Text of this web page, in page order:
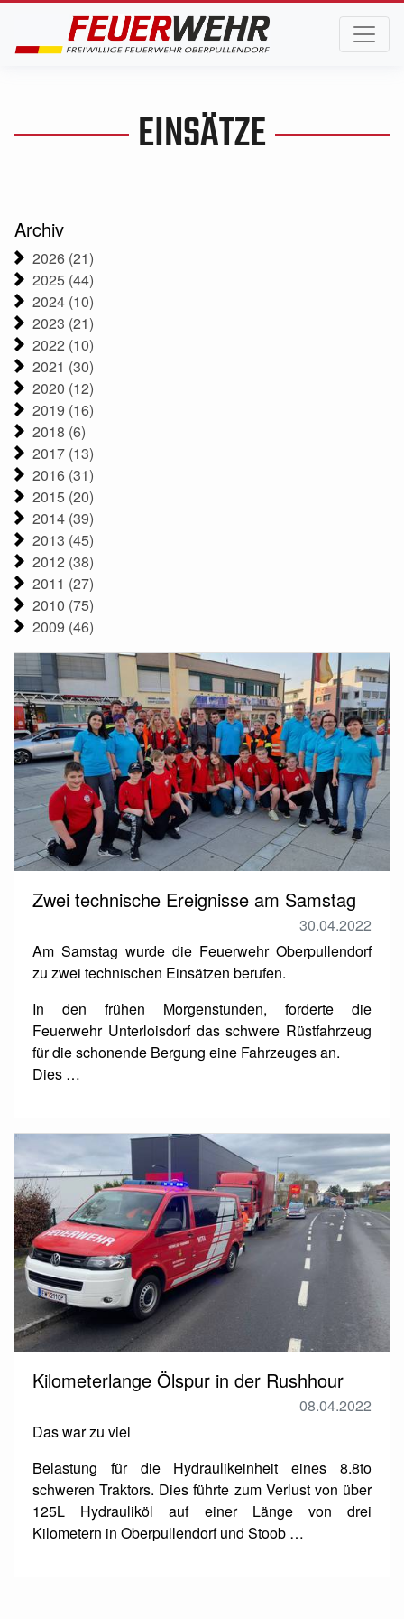
EINSÄTZE
Zwei technische Ereignisse am Samstag
30.04.2022
Am Samstag wurde die Feuerwehr Oberpullendorf
zu zwei technischen Einsätzen berufen.
In den frühen Morgenstunden, forderte die
Feuerwehr Unterloisdorf das schwere Rüstfahrzeug
für die schonende Bergung eine Fahrzeuges an.
Dies …
Kilometerlange Ölspur in der Rushhour
08.04.2022
Das war zu viel
Belastung für die Hydraulikeinheit eines 8.8to
schweren Traktors. Dies führte zum Verlust von über
125L Hydrauliköl auf einer Länge von drei
Kilometern in Oberpullendorf und Stoob …
Archiv
2026 (21)
2025 (44)
2024 (10)
2023 (21)
2022 (10)
2021 (30)
2020 (12)
2019 (16)
2018 (6)
2017 (13)
2016 (31)
2015 (20)
2014 (39)
2013 (45)
2012 (38)
2011 (27)
2010 (75)
2009 (46)